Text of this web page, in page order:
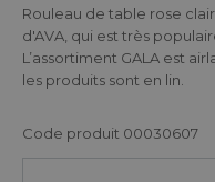
Rouleau de table rose
d'AVA, qui est très
L’assortiment GALA est
les produits sont en lin.
Code produit 00030607